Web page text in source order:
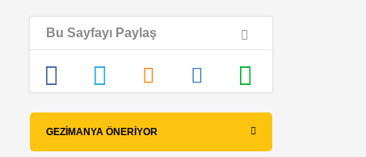
Bu Sayfayı Paylaş
GEZIMANYA ÖNERIYOR